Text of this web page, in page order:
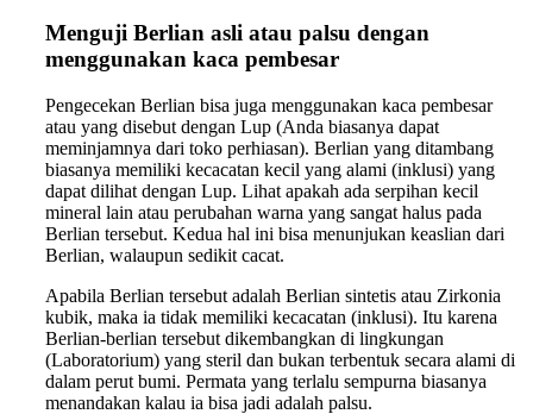
Menguji Berlian asli atau palsu dengan
menggunakan kaca pembesar
Pengecekan Berlian bisa juga menggunakan kaca pembesar
atau yang disebut dengan Lup (Anda biasanya dapat
meminjamnya dari toko perhiasan). Berlian yang ditambang
biasanya memiliki kecacatan kecil yang alami (inklusi) yang
dapat dilihat dengan Lup. Lihat apakah ada serpihan kecil
mineral lain atau perubahan warna yang sangat halus pada
Berlian tersebut. Kedua hal ini bisa menunjukan keaslian dari
Berlian, walaupun sedikit cacat.
Apabila Berlian tersebut adalah Berlian sintetis atau Zirkonia
kubik, maka ia tidak memiliki kecacatan (inklusi). Itu karena
Berlian-berlian tersebut dikembangkan di lingkungan
(Laboratorium) yang steril dan bukan terbentuk secara alami di
dalam perut bumi. Permata yang terlalu sempurna biasanya
menandakan kalau ia bisa jadi adalah palsu.